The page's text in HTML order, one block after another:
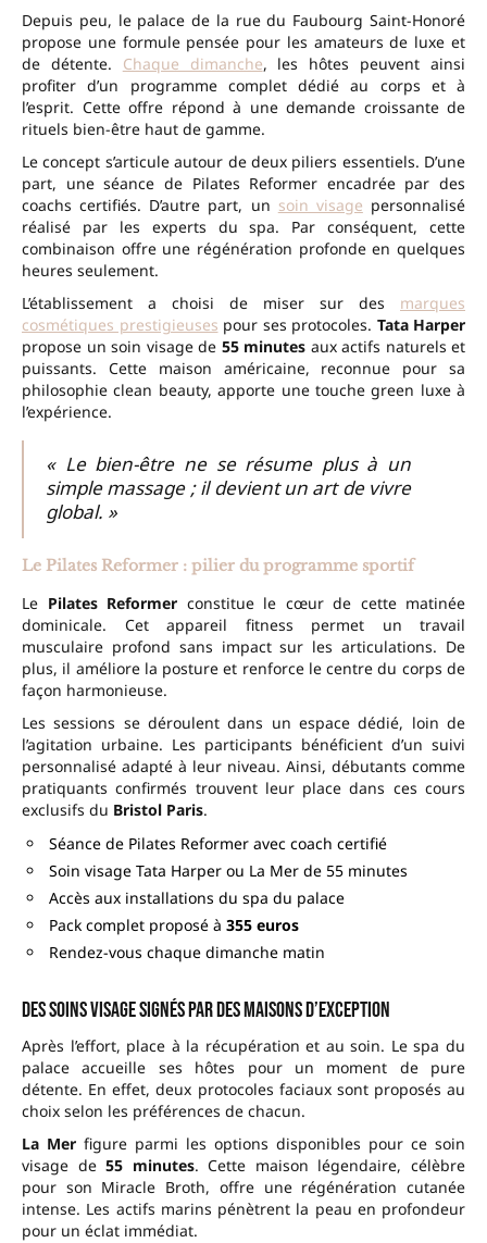
Depuis peu, le palace de la rue du Faubourg Saint-Honoré
propose une formule pensée pour les amateurs de luxe et
de détente. Chaque dimanche, les hôtes peuvent ainsi
profiter d’un programme complet dédié au corps et à
l’esprit. Cette offre répond à une demande croissante de
rituels bien-être haut de gamme.
Le concept s’articule autour de deux piliers essentiels. D’une
part, une séance de Pilates Reformer encadrée par des
coachs certifiés. D’autre part, un soin visage personnalisé
réalisé par les experts du spa. Par conséquent, cette
combinaison offre une régénération profonde en quelques
heures seulement.
L’établissement a choisi de miser sur des marques
cosmétiques prestigieuses pour ses protocoles. Tata Harper
propose un soin visage de 55 minutes aux actifs naturels et
puissants. Cette maison américaine, reconnue pour sa
philosophie clean beauty, apporte une touche green luxe à
l’expérience.
« Le bien-être ne se résume plus à un
simple massage ; il devient un art de vivre
global. »
Le Pilates Reformer : pilier du programme sportif
Le Pilates Reformer constitue le cœur de cette matinée
dominicale. Cet appareil fitness permet un travail
musculaire profond sans impact sur les articulations. De
plus, il améliore la posture et renforce le centre du corps de
façon harmonieuse.
Les sessions se déroulent dans un espace dédié, loin de
l’agitation urbaine. Les participants bénéficient d’un suivi
personnalisé adapté à leur niveau. Ainsi, débutants comme
pratiquants confirmés trouvent leur place dans ces cours
exclusifs du Bristol Paris.
Séance de Pilates Reformer avec coach certifié
Soin visage Tata Harper ou La Mer de 55 minutes
Accès aux installations du spa du palace
Pack complet proposé à 355 euros
Rendez-vous chaque dimanche matin
Des soins visage signés par des maisons d’exception
Après l’effort, place à la récupération et au soin. Le spa du
palace accueille ses hôtes pour un moment de pure
détente. En effet, deux protocoles faciaux sont proposés au
choix selon les préférences de chacun.
La Mer figure parmi les options disponibles pour ce soin
visage de55 minutes. Cette maison légendaire, célèbre
pour son Miracle Broth, offre une régénération cutanée
intense. Les actifs marins pénètrent la peau en profondeur
pour un éclat immédiat.